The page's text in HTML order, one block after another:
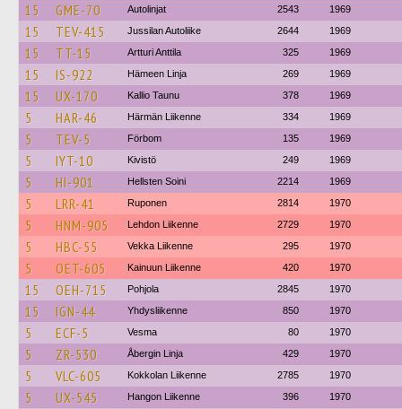
15 GME-70 Autolinjat 2543 1969
15 TEV-415 Jussilan Autoliike 2644 1969
15 TT-15 Artturi Anttila 325 1969
15 IS-922 Hämeen Linja 269 1969
15 UX-170 Kallio Taunu 378 1969
5 HAR-46 Härmän Liikenne 334 1969
5 TEV-5 Förbom 135 1969
5 IYT-10 Kivistö 249 1969
5 HI-901 Hellsten Soini 2214 1969
5 LRR-41 Ruponen 2814 1970
5 HNM-905 Lehdon Liikenne 2729 1970
5 HBC-55 Vekka Liikenne 295 1970
5 OET-605 Kainuun Liikenne 420 1970
15 OEH-715 Pohjola 2845 1970
15 IGN-44 Yhdysliikenne 850 1970
5 ECF-5 Vesma 80 1970
5 ZR-530 Åbergin Linja 429 1970
5 VLC-605 Kokkolan Liikenne 2785 1970
5 UX-545 Hangon Liikenne 396 1970